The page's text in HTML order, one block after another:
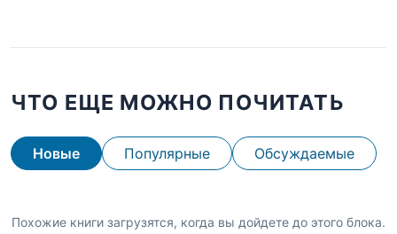
ЧТО ЕЩЕ МОЖНО ПОЧИТАТЬ
Новые Популярные Обсуждаемые
Похожие книги загрузятся, когда вы дойдете до этого блока.